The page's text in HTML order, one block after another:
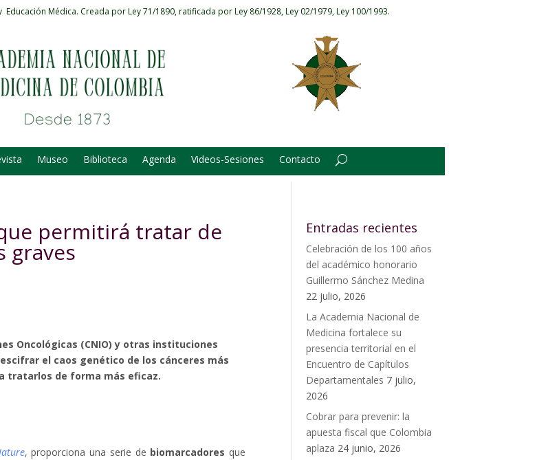
Médica. Creada por Ley 71/1890, ratificada por Ley 86/1928, Ley 02/1979, Ley 100/1993.
Museo Biblioteca Agenda Videos-Sesiones Contacto
permitirá tratar de
graves
Oncológicas (CNIO) y otras instituciones
el caos genético de los cánceres más
tratarlos de forma más eficaz.
, proporciona una serie de biomarcadores que
Entradas recientes
Celebración de los 100 años
del académico honorario
Guillermo Sánchez Medina
22 julio, 2026
La Academia Nacional de
Medicina fortalece su
presencia territorial en el
Encuentro de Capítulos
Departamentales 7 julio,
2026
Cobrar para prevenir: la
apuesta fiscal que Colombia
aplaza 24 junio, 2026